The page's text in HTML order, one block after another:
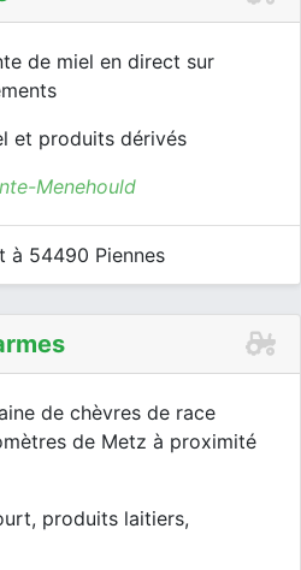
de miel en direct sur
et produits dérivés
Menehould
à 54490 Piennes
de chèvres de race
de Metz à proximité
produits laitiers,